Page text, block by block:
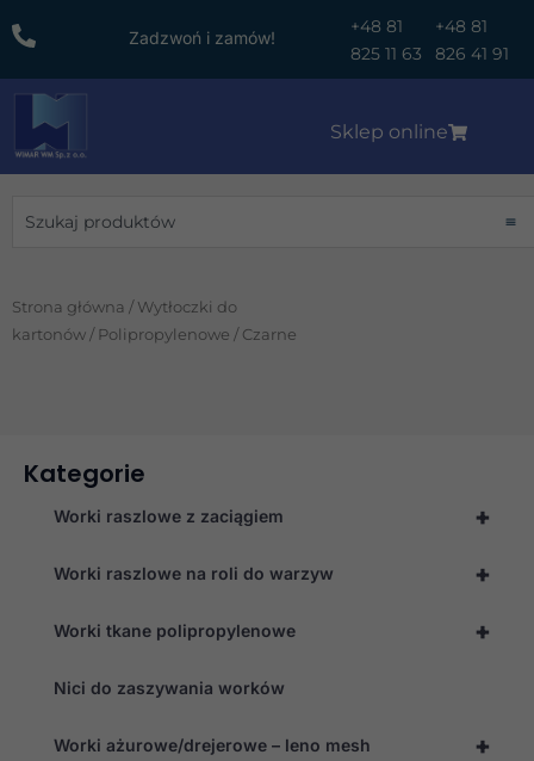
do
Zadzwoń i zamów!
+48 81
825 11 63
+48 81
826 41 91
Sklep online
Strona główna / Wytłoczki do
kartonów / Polipropylenowe / Czarne
Kategorie
+
Worki raszlowe z zaciągiem
+
Worki raszlowe na roli do warzyw
+
Worki tkane polipropylenowe
Nici do zaszywania worków
+
Worki ażurowe/drejerowe – leno mesh